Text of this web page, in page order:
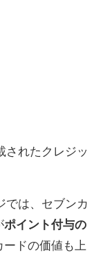
されたクレジッ
では、セブンカ
ポイント付与の
ドの価値も上